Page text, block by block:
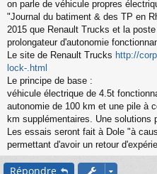
s
s
a
g
e
n
o
n
l
u
on parle de véhicule propres
"Journal du batiment & des TP en
2015 que Renault Trucks et la
prolongateur d'autonomie
Le site de Renault Trucks http://
lock-.html
Le principe de base :
véhicule électrique de 4.5t
autonomie de 100 km et une pile à
km supplémentaires. Une solutions
Les essais seront fait à Dole "à
permettant d'avoir un retour
Répondre